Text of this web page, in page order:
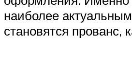
наиболее
становятся прованс,